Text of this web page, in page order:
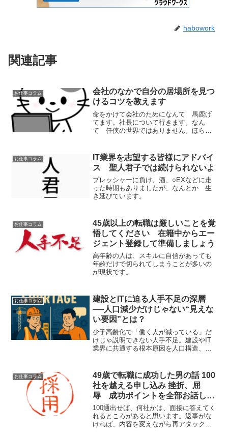
habowork
関連記事
お仕事コラム
会社のなかで自分の居場所を見つ
けるコツを教えます
命をかけて会社のためになんて 馬鹿げ
てます。社長について行きます。なん
て 任侠の世界ではありません。ほら
いされるのですから
お仕事コラム
IT業界を志望する皆様にアドバイ
ス 聖人君子では続けられないよ
プレッシャーに負け、酒、○EXなどに走
った時期もありましたが、なんとか 生
き延びています。
お仕事コラム
45歳以上の転職は厳しいことを覚
悟してください 在籍中からエー
ジェント登録して準備しましょう
高年齢の人は、スキルに自信があっても
年齢だけで切られてしまうことが多いの
が現状です。
お仕事コラム
建設とITに迫る人手不足の深層
──人口減少だけじゃない“見えな
い要因”とは？
少子高齢化で「働く人が減っている」だ
けじゃ説明できない人手不足。建設やIT
業界に共通する根本原因を人口構造、働
お仕事コラム
49歳で転職に成功した男の話 100
社を越える申し込み 挫折、屈
辱 成功ポイントを全部お話しし
ます。
100通出せば、何社かは、面接に答えてく
れるところがあると思います。返事がな
ければ、内容を変えながら再アタック必